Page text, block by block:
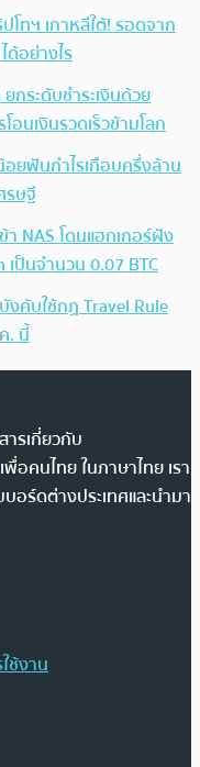
ทฯ เกาหลีใต้! รอดจาก
ด้อย่างไร
กระดับชำระเงินด้วย
อนเงินรวดเร็วข้ามโลก
ยฟันกำไรเกือบครึ่งล้าน
รษฐี
า NAS โดนแฮกเกอร์ฝัง
เป็นจำนวน 0.07 BTC
งคับใช้กฏ Travel Rule
. นี้
รเกี่ยวกับ
อคนไทย ในภาษาไทย เรา
อร์ดต่างประเทศและนำมา
ช้งาน